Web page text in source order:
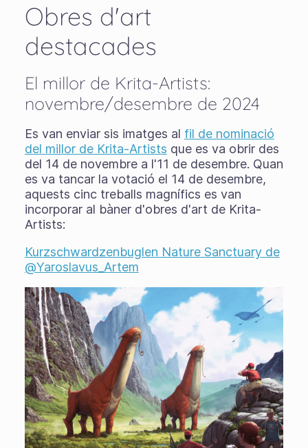
Obres d'art
destacades
El millor de Krita-Artists:
novembre/desembre de 2024
Es van enviar sis imatges al fil de nominació
del millor de Krita-Artists que es va obrir des
del 14 de novembre a l'11 de desembre. Quan
es va tancar la votació el 14 de desembre,
aquests cinc treballs magnífics es van
incorporar al bàner d'obres d'art de Krita-
Artists:
Kurzschwardzenbuglen Nature Sanctuary de
@Yaroslavus_Artem